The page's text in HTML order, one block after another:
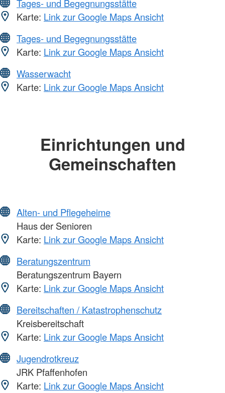
Tages- und Begegnungsstätte
Karte: Link zur Google Maps Ansicht
Tages- und Begegnungsstätte
Karte: Link zur Google Maps Ansicht
Wasserwacht
Karte: Link zur Google Maps Ansicht
Einrichtungen und
Gemeinschaften
Alten- und Pflegeheime
Haus der Senioren
Karte: Link zur Google Maps Ansicht
Beratungszentrum
Beratungszentrum Bayern
Karte: Link zur Google Maps Ansicht
Bereitschaften / Katastrophenschutz
Kreisbereitschaft
Karte: Link zur Google Maps Ansicht
Jugendrotkreuz
JRK Pfaffenhofen
Karte: Link zur Google Maps Ansicht